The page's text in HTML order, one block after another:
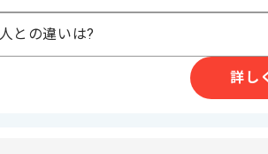
・Webアプリケーション開発経験(3年以
・パブリッククラウド環境を用いた設
・GCPまたはAWSなどのクラウド環境
との違いは?
詳し